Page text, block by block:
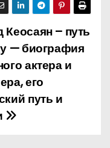
– путь
— биография
актера и
его
путь и